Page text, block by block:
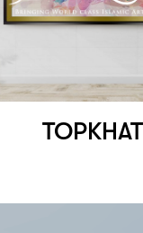
TOPKHAT